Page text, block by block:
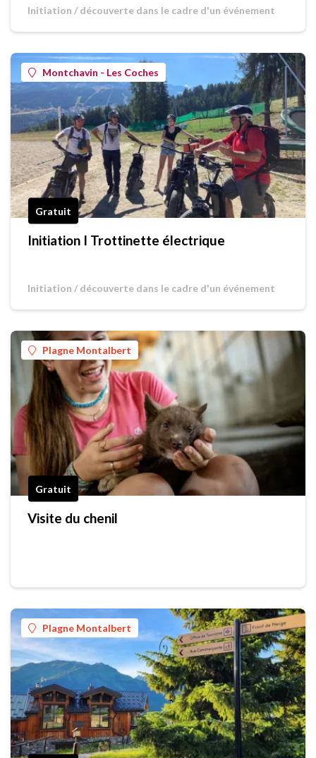
Initiation / découverte dans le cadre d'un événement
Montchavin - Les Coches
Gratuit
Initiation I Trottinette électrique
Initiation / découverte dans le cadre d'un événement
Plagne Montalbert
Gratuit
Visite du chenil
Plagne Montalbert